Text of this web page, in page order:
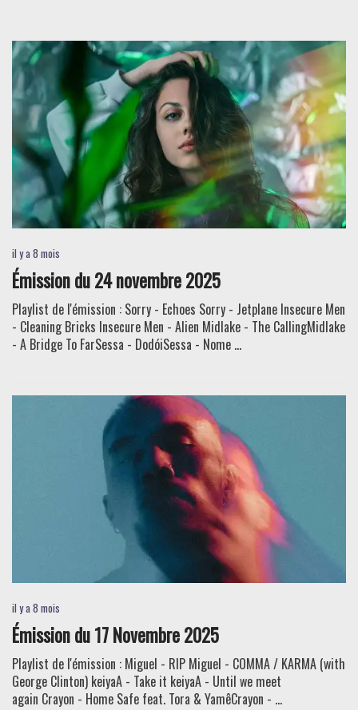
il y a 8 mois
Émission du 24 novembre 2025
Playlist de l'émission : Sorry - Echoes Sorry - Jetplane Insecure Men
- Cleaning Bricks Insecure Men - Alien Midlake - The CallingMidlake
- A Bridge To FarSessa - DodóiSessa - Nome ...
il y a 8 mois
Émission du 17 Novembre 2025
Playlist de l'émission : Miguel - RIP Miguel - COMMA / KARMA (with
George Clinton) keiyaA - Take it keiyaA - Until we meet
again Crayon - Home Safe feat. Tora & YamêCrayon - ...